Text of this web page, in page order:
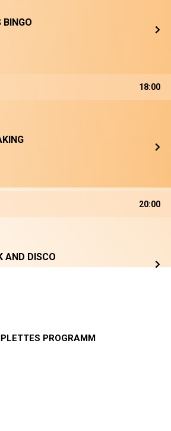
BINGO
18:00
20:00
AND DISCO
PROGRAMM